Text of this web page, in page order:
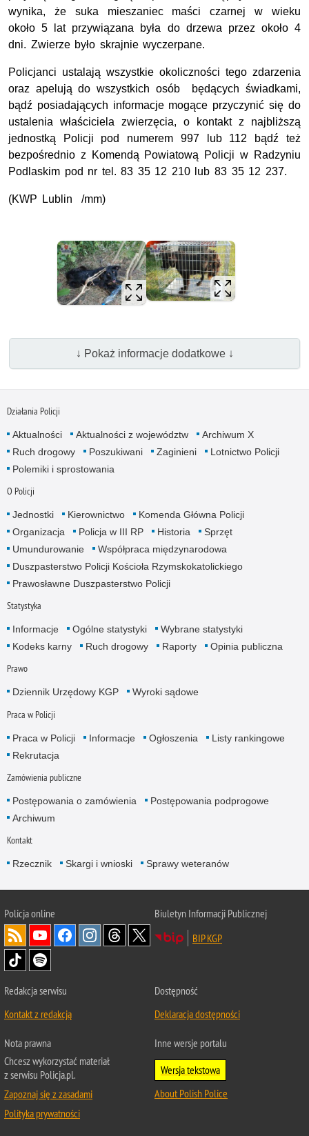
wynika, że suka mieszaniec maści czarnej w wieku
około 5 lat przywiązana była do drzewa przez około 4
dni. Zwierze było skrajnie wyczerpane.
Policjanci ustalają wszystkie okoliczności tego zdarzenia
oraz apelują do wszystkich osób będących świadkami,
bądź posiadających informacje mogące przyczynić się do
ustalenia właściciela zwierzęcia, o kontakt z najbliższą
jednostką Policji pod numerem 997 lub 112 bądź też
bezpośrednio z Komendą Powiatową Policji w Radzyniu
Podlaskim pod nr tel. 83 35 12 210 lub 83 35 12 237.
(KWP Lublin /mm)
↓ Pokaż informacje dodatkowe ↓
Działania Policji
Aktualności Aktualności z województw
Archiwum X
Ruch drogowy
Poszukiwani Zaginieni
Lotnictwo Policji
Polemiki i sprostowania
O Policji
Jednostki Kierownictwo
Komenda Główna Policji
Organizacja
Policja w III RP Historia
Sprzęt
Umundurowanie
Współpraca międzynarodowa
Duszpasterstwo Policji Kościoła Rzymskokatolickiego
Prawosławne Duszpasterstwo Policji
Statystyka
Informacje Ogólne statystyki
Wybrane statystyki
Kodeks karny
Ruch drogowy Raporty Opinia publiczna
Prawo
Dziennik Urzędowy KGP Wyroki sądowe
Praca w Policji
Praca w Policji Informacje Ogłoszenia
Listy rankingowe
Rekrutacja
Zamówienia publiczne
Postępowania o zamówienia
Postępowania podprogowe
Archiwum
Kontakt
Rzecznik Skargi i wnioski Sprawy weteranów
Policjaonline
Biuletyn Informacji Publicznej
BIP KGP
Redakcja serwisu
Kontakt z redakcją
Dostępność
Deklaracja dostępności
Nota prawna
Chcesz wykorzystać materiał
z serwisu Policja.pl.
Zapoznaj się z zasadami
Polityka prywatności
Inne wersje portalu
Wersja tekstowa
About Polish Police